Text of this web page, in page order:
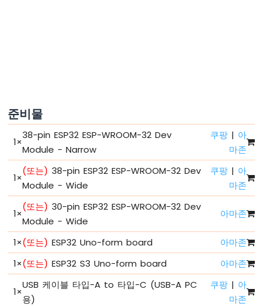
터
ESP32
시
리
플
로
ESP32
전
원
공
급
법
준비물
1×
38-pin ESP32 ESP-WROOM-32 Dev
Module - Narrow
쿠팡 | 아
마존
1×
(또는) 38-pin ESP32 ESP-WROOM-32 Dev
Module - Wide
쿠팡 | 아
마존
1×
(또는) 30-pin ESP32 ESP-WROOM-32 Dev
Module - Wide
아마존
1×(또는) ESP32 Uno-form board
아마존
1×(또는) ESP32 S3 Uno-form board 아마존
1×
USB 케이블 타입-A to 타입-C (USB-A PC
용)
쿠팡 | 아
마존